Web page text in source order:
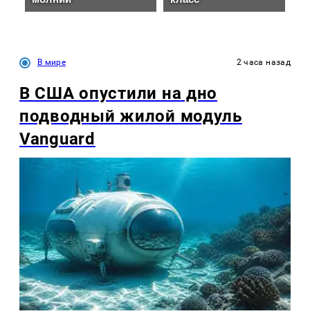
В мире 2 часа назад
В США опустили на дно
подводный жилой модуль
Vanguard